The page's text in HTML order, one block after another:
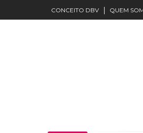
CONCEITO DBV QUEM